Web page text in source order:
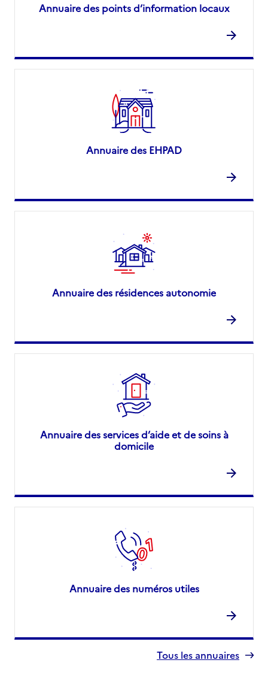
Annuaire des points d’information locaux
Annuaire des EHPAD
Annuaire des résidences autonomie
Annuaire des services d’aide et de soins à
domicile
Annuaire des numéros utiles
Tous les annuaires